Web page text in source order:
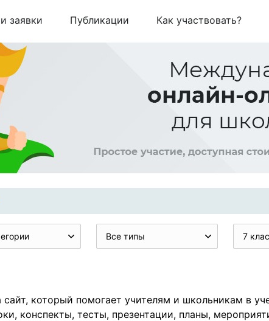
заявки Публикации Как участвовать?
Все типы 7
который помогает учителям и школьникам в
конспекты, тесты, презентации, планы,